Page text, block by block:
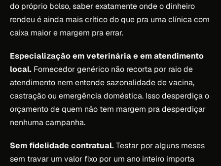
do próprio bolso, saber exatamente onde o dinheiro
rendeu é ainda mais crítico do que pra uma clínica com
caixa maior e margem pra errar.
Especialização em veterinária e em atendimento
local. Fornecedor genérico não recorta por raio de
atendimento nem entende sazonalidade de vacina,
castração ou emergência doméstica. Isso desperdiça o
orçamento de quem não tem margem pra desperdiçar
nenhuma campanha.
Sem fidelidade contratual.Testar por alguns meses
sem travar um valor fixo por um ano inteiro importa